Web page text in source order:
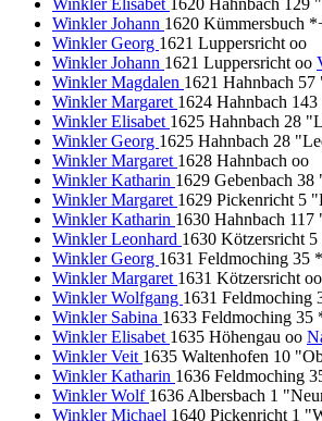
Winkler Johann 1620 Kümmersbuch
Winkler Georg 1621 Luppersricht oo
Winkler Johann 1621 Luppersricht oo
Winkler Magdalen 1621 Hahnbach 57
Winkler Margaret 1624 Hahnbach 143
Winkler Elisabet 1625 Hahnbach 28
Winkler Georg 1625 Hahnbach 28
Winkler Margaret 1628 Hahnbach oo
Winkler Katharin 1629 Gebenbach
Winkler Margaret 1629 Pickenricht 5
Winkler Katharin 1630 Hahnbach 117
Winkler Leonhard 1630 Kötzersricht
Winkler Georg 1631 Feldmoching 35
Winkler Margaret 1631 Kötzersricht oo
Winkler Wolfgang 1631 Feldmoching
Winkler Sabina 1633 Feldmoching
Winkler Elisabet 1635 Höhengau oo
Winkler Veit 1635 Waltenhofen 10
Winkler Katharin 1636 Feldmoching
Winkler Wolf 1636 Albersbach 1
Winkler Michael 1640 Pickenricht 1